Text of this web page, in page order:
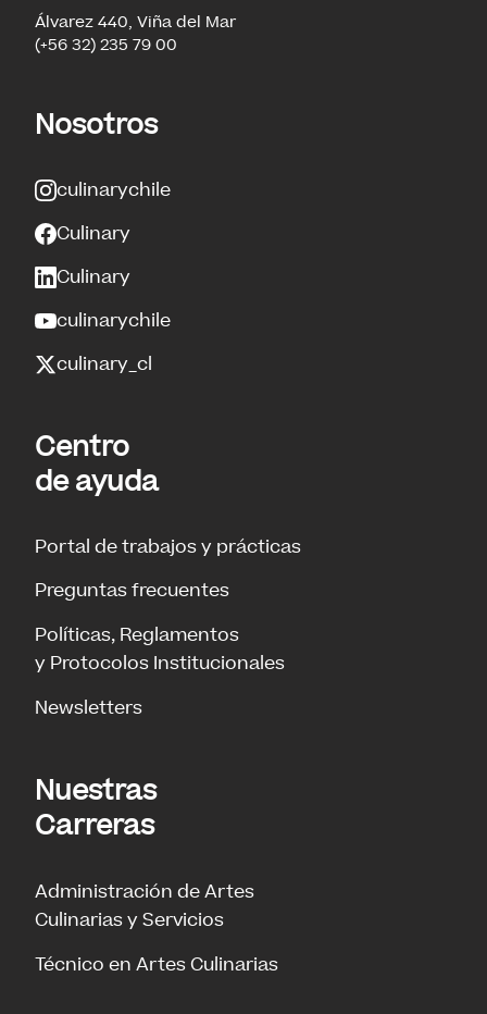
Álvarez 440, Viña del Mar
(+56 32) 235 79 00
Nosotros
culinarychile
Culinary
Culinary
culinarychile
culinary_cl
Centro
de ayuda
Portal de trabajos y prácticas
Preguntas frecuentes
Políticas, Reglamentos
y Protocolos Institucionales
Newsletters
Nuestras
Carreras
Administración de Artes
Culinarias y Servicios
Técnico en Artes Culinarias